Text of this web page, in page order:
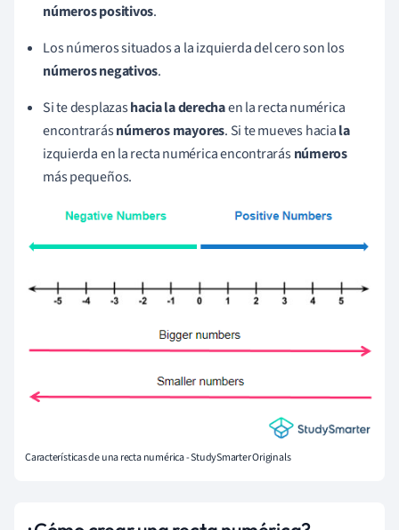
números positivos.
Los números situados a la izquierda del cero son los
númerosnegativos.
Si te desplazashacia la derechaen la recta numérica
encontrarásnúmeros mayores. Si te mueves haciala
izquierda en la recta numérica encontrarásnúmeros
más pequeños.
Características de una recta numérica - StudySmarter Originals